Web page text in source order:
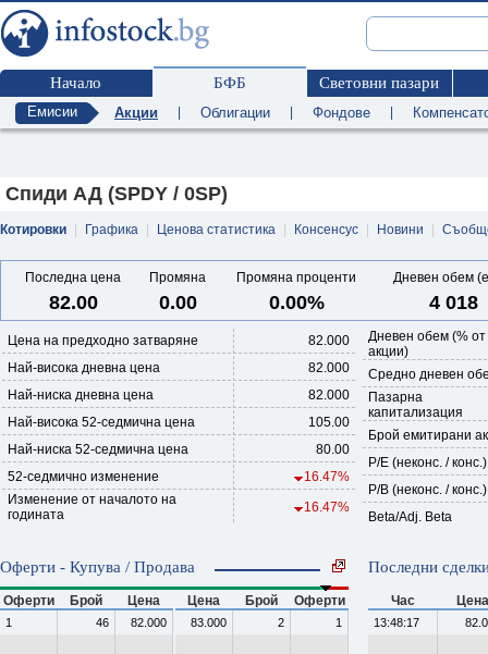
Начало БФБ Световни пазари
Емисии Акции Облигации Фондове
Спиди АД (SPDY / 0SP)
Котировки Графика Ценова статистика Консенсус Новини
Последна цена Промяна Промяна проценти Дневен обем
82.00 0.00 0.00% 4 018
Дневен обем (% от
акции)
Средно дневен
Пазарна
капитализация
Брой емитирани
P/E (неконс. / конс.)
P/B (неконс. / конс.)
Beta/Adj. Beta
Цена на предходно затваряне
82.000
Най-висока дневна цена
82.000
Най-ниска дневна цена
82.000
Най-висока 52-седмична цена
105.00
Най-ниска 52-седмична цена
80.00
52-седмично изменение
16.47%
Изменение от началото на
годината
16.47%
Оферти - Купува / Продава
Оферти Брой Цена
1 46 82.000
Цена Брой Оферти
83.000 2 1
Последни
Час Цена
13:48:17